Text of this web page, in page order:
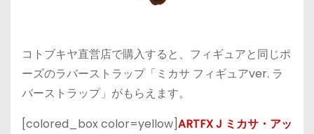
コトブキヤ直営店で購入すると、フィギュアと同じポ
ーズのラバーストラップ「ミカサ フィギュアver. ラ
バーストラップ」がもらえます。
[colored_box color=yellow]ARTFX J ミカサ・アッ